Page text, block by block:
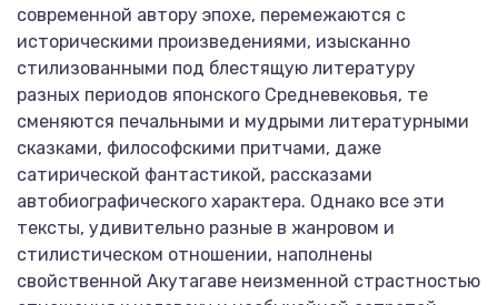
современной автору эпохе, перемежаются с
историческими произведениями, изысканно
стилизованными под блестящую литературу
разных периодов японского Средневековья, те
сменяются печальными и мудрыми литературными
сказками, философскими притчами, даже
сатирической фантастикой, рассказами
автобиографического характера. Однако все эти
тексты, удивительно разные в жанровом и
стилистическом отношении, наполнены
свойственной Акутагаве неизменной страстностью